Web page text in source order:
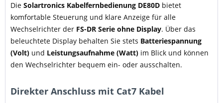
Die Solartronics Kabelfernbedienung DE80D bietet
komfortable Steuerung und klare Anzeige für alle
Wechselrichter der FS-DR Serie ohne Display. Über das
beleuchtete Display behalten Sie stets Batteriespannung
(Volt) und Leistungsaufnahme (Watt) im Blick und können
den Wechselrichter bequem ein- oder ausschalten.
Direkter Anschluss mit Cat7 Kabel